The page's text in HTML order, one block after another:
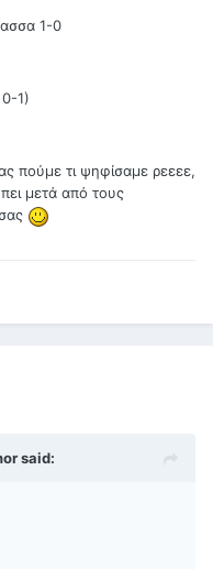
1-0
1)
πούμε τι ψηφίσαμε ρεεεε,
μετά από τους
said: